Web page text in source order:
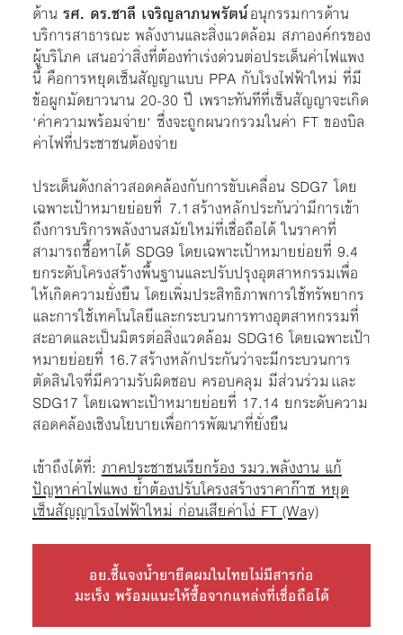
ด้าน รศ. ดร.ชาลี เจริญลาภนพรัตน์อนุกรรมการด้าน
บริการสาธารณะ พลังงานและสิ่งแวดล้อม สภาองค์กรของ
ผู้บริโภค เสนอว่าสิ่งที่ต้องทำเร่งด่วนต่อประเด็นค่าไฟแพง
นี้ คือการหยุดเซ็นสัญญาแบบ PPA กับโรงไฟฟ้าใหม่ ที่มี
ข้อผูกมัดยาวนาน 20-30 ปี เพราะทันทีที่เซ็นสัญญาจะเกิด
‘ค่าความพร้อมจ่าย’ ซึ่งจะถูกผนวกรวมในค่า FT ของบิล
ค่าไฟที่ประชาชนต้องจ่าย
ประเด็นดังกล่าวสอดคล้องกับการขับเคลื่อน SDG7 โดย
เฉพาะเป้าหมายย่อยที่ 7.1 สร้างหลักประกันว่ามีการเข้า
ถึงการบริการพลังงานสมัยใหม่ที่เชื่อถือได้ ในราคาที่
สามารถซื้อหาได้ SDG9 โดยเฉพาะเป้าหมายย่อยที่ 9.4
ยกระดับโครงสร้างพื้นฐานและปรับปรุงอุตสาหกรรมเพื่อ
ให้เกิดความยั่งยืน โดยเพิ่มประสิทธิภาพการใช้ทรัพยากร
และการใช้เทคโนโลยีและกระบวนการทางอุตสาหกรรมที่
สะอาดและเป็นมิตรต่อสิ่งแวดล้อม SDG16 โดยเฉพาะเป้า
หมายย่อยที่ 16.7 สร้างหลักประกันว่าจะมีกระบวนการ
ตัดสินใจที่มีความรับผิดชอบ ครอบคลุม มีส่วนร่วม เเละ
SDG17 โดยเฉพาะเป้าหมายย่อยที่ 17.14 ยกระดับความ
สอดคล้องเชิงนโยบายเพื่อการพัฒนาที่ยั่งยืน
เข้าถึงได้ที่:ภาคประชาชนเรียกร้อง รมว.พลังงาน แก้
ปัญหาค่าไฟแพง ย้ำต้องปรับโครงสร้างราคาก๊าซ หยุด
เซ็นสัญญาโรงไฟฟ้าใหม่ ก่อนเสียค่าโง่ FT(Way)
อย.ชี้แจงน้ำยายืดผมในไทยไม่มีสารก่อ
มะเร็ง พร้อมแนะให้ซื้อจากแหล่งที่เชื่อถือได้